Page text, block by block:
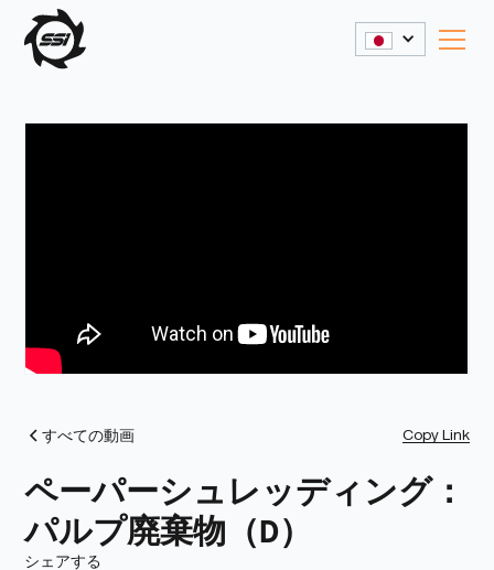
すべての動画 Copy Link
ペーパーシュレッディング：
パルプ廃棄物（D）
シェアする